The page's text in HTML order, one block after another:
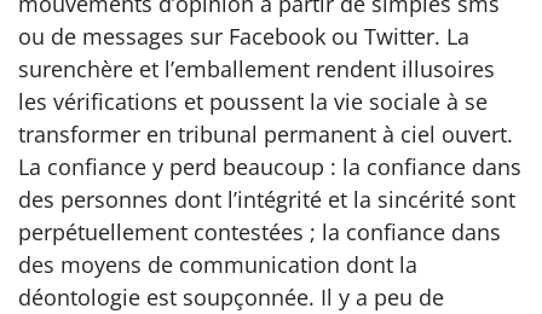
ou de messages sur Facebook ou Twitter. La
surenchère et l’emballement rendent illusoires
les vérifications et poussent la vie sociale à se
transformer en tribunal permanent à ciel ouvert.
La confiance y perd beaucoup : la confiance dans
des personnes dont l’intégrité et la sincérité sont
perpétuellement contestées ; la confiance dans
des moyens de communication dont la
déontologie est soupçonnée. Il y a peu de